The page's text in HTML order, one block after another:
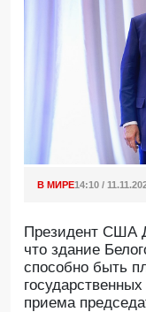
В МИРЕ14:10 /
Президент США
что здание
способно быть
приема